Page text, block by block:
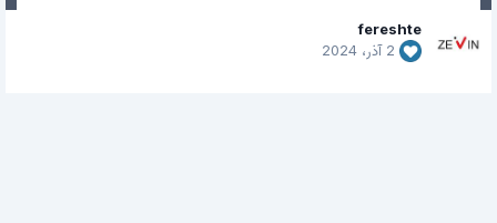
fereshte
2 آذر، 2024